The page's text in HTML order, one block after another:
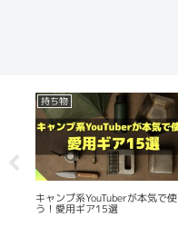
持ち物
キャンプ系YouTuberが本気で使
う！愛用ギア15選